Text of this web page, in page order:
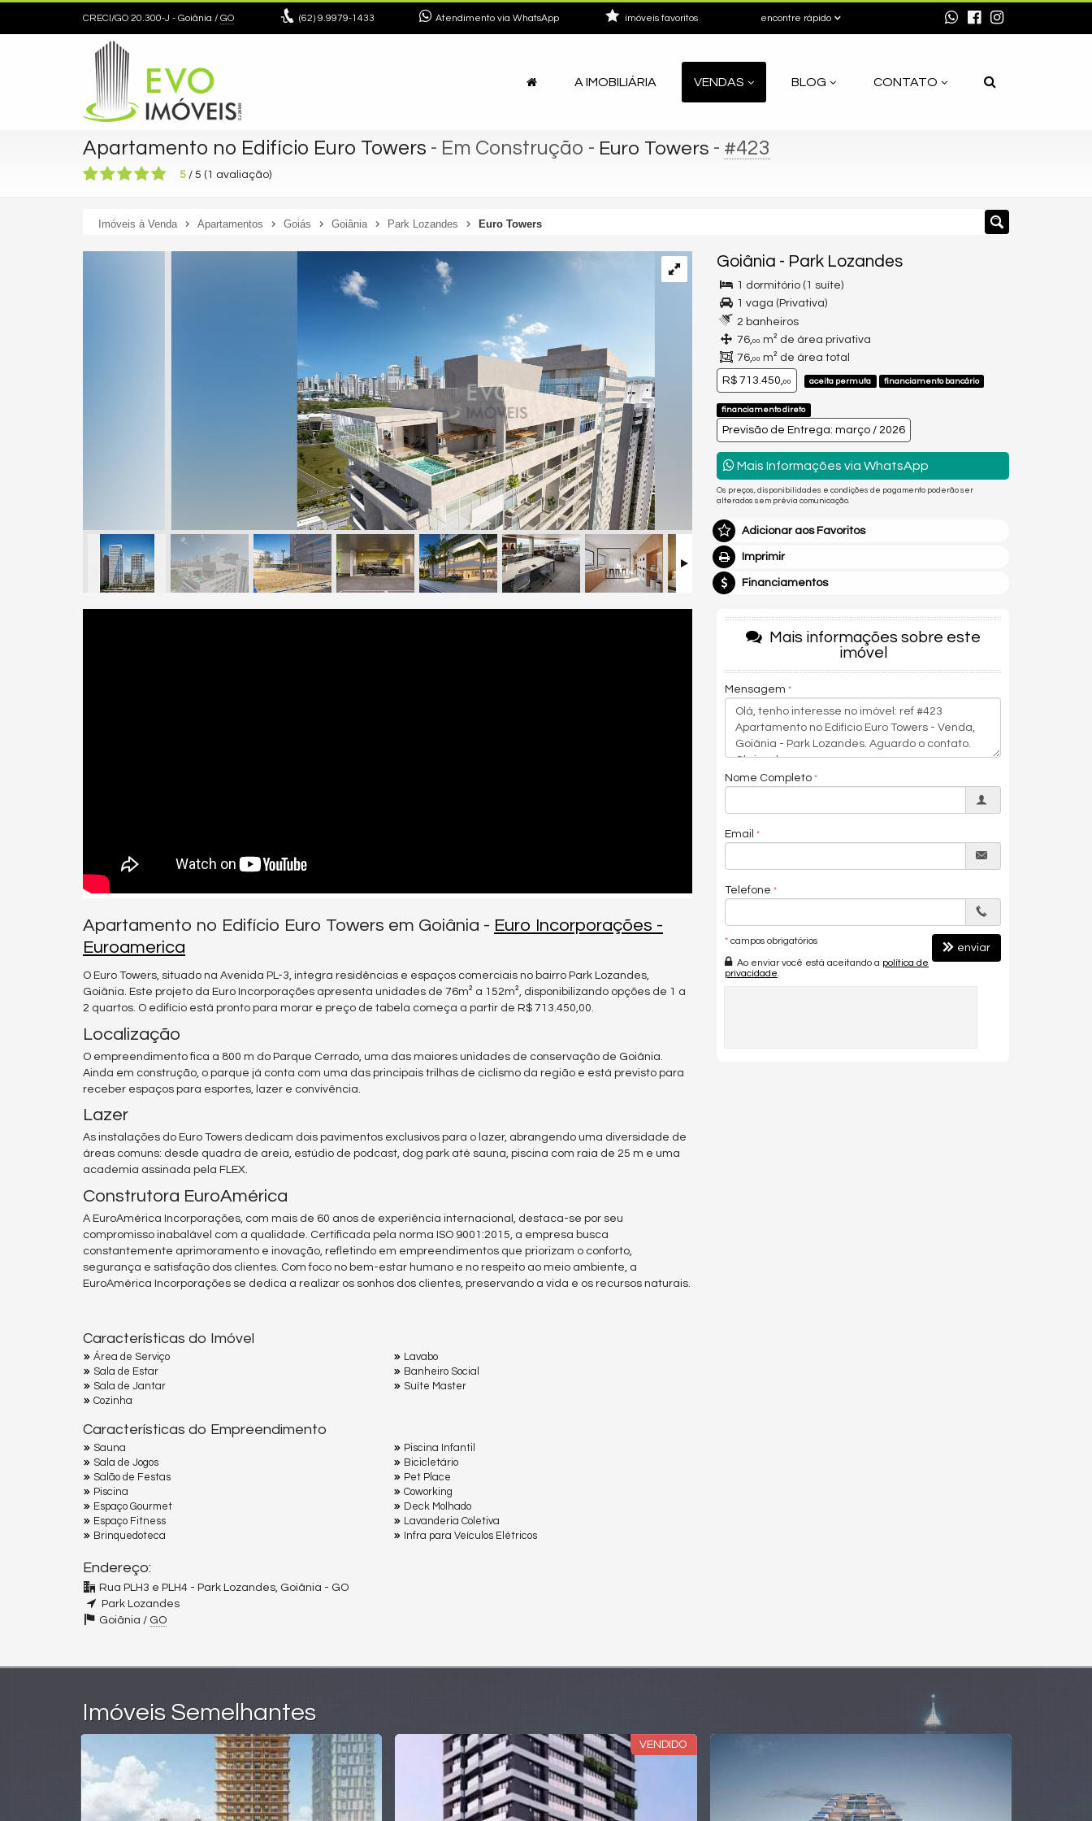
CRECI/GO 20.300-J - Goiânia / GO (62) 9.9979-1433 Atendimento via WhatsApp encontre rápido
imóveis favoritos
A IMOBILIÁRIA VENDAS BLOG CONTATO
Apartamento no Edifício Euro Towers - Em Construção - Euro Towers - #423
5 / 5 ( 1 avaliação)
Imóveis à Venda Apartamentos Goiás Goiânia Park Lozandes Euro Towers
Goiânia - Park Lozandes
1 dormitório (1 suíte)
1 vaga (Privativa)
2 banheiros
76,00 m² de área privativa
76,00 m² de área total
R$ 713.450,00 aceita permuta financiamento bancário
financiamento direto
Previsão de Entrega: março / 2026
Mais Informações via WhatsApp
Os preços, disponibilidades e condições de pagamento poderão ser
alterados sem prévia comunicação.
Adicionar aos Favoritos
Imprimir
Financiamentos
Apartamento no Edifício Euro Towers em Goiânia - Euro Incorporações -
Euroamerica
O Euro Towers, situado na Avenida PL-3, integra residências e espaços comerciais no bairro Park Lozandes,
Goiânia. Este projeto da Euro Incorporações apresenta unidades de 76m² a 152m², disponibilizando opções de 1 a
2 quartos. O edifício está pronto para morar e preço de tabela começa a partir de R$ 713.450,00.
Localização
O empreendimento fica a 800 m do Parque Cerrado, uma das maiores unidades de conservação de Goiânia.
Ainda em construção, o parque já conta com uma das principais trilhas de ciclismo da região e está previsto para
receber espaços para esportes, lazer e convivência.
Lazer
As instalações do Euro Towers dedicam dois pavimentos exclusivos para o lazer, abrangendo uma diversidade de
áreas comuns: desde quadra de areia, estúdio de podcast, dog park até sauna, piscina com raia de 25 m e uma
academia assinada pela FLEX.
Construtora EuroAmérica
A EuroAmérica Incorporações, com mais de 60 anos de experiência internacional, destaca-se por seu
compromisso inabalável com a qualidade. Certificada pela norma ISO 9001:2015, a empresa busca
constantemente aprimoramento e inovação, refletindo em empreendimentos que priorizam o conforto,
segurança e satisfação dos clientes. Com foco no bem-estar humano e no respeito ao meio ambiente, a
EuroAmérica Incorporações se dedica a realizar os sonhos dos clientes, preservando a vida e os recursos naturais.
Características do Imóvel
Área de Serviço
Sala de Estar
Sala de Jantar
Cozinha
Lavabo
Banheiro Social
Suíte Master
Características do Empreendimento
Sauna
Sala de Jogos
Salão de Festas
Piscina
Espaço Gourmet
Espaço Fitness
Brinquedoteca
Piscina Infantil
Bicicletário
Pet Place
Coworking
Deck Molhado
Lavanderia Coletiva
Infra para Veículos Elétricos
Endereço:
Rua PLH3 e PLH4 - Park Lozandes, Goiânia - GO
Park Lozandes
Goiânia / GO
Mais informações sobre este
imóvel
Mensagem
Nome Completo
Email
Telefone
* campos obrigatórios
Ao enviar você está aceitando a política de
privacidade
enviar
Imóveis Semelhantes
LANÇAMENTO